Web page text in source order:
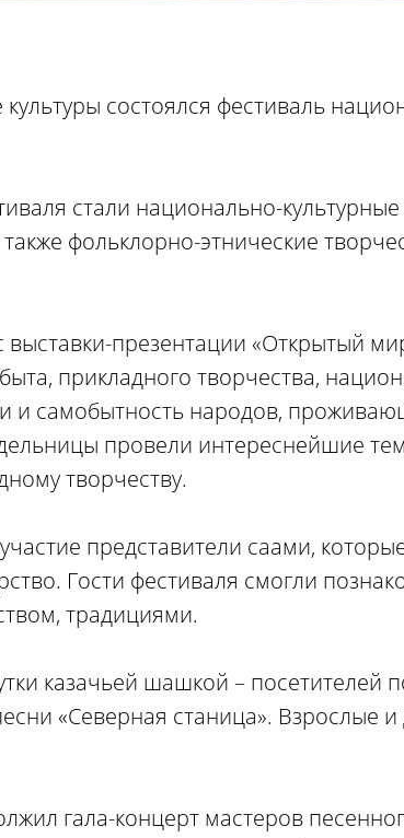
состоялся фестиваль
стали национально-
фольклорно-этнические
презентации «Открытый
прикладного творчества,
и самобытность народов,
провели интереснейшие
творчеству.
представители саами,
Гости фестиваля смогли
традициями.
казачьей шашкой – посетителей
«Северная станица». Взрослые и
гала-концерт мастеров